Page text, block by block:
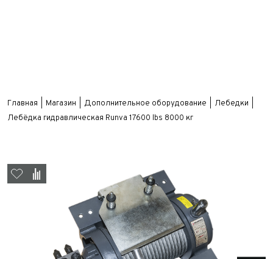
Главная Магазин Дополнительное оборудование
Лебедки
Лебёдка гидравлическая Runva 17600 lbs 8000 кг